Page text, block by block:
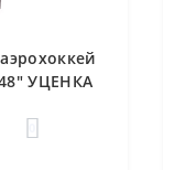
48" УЦЕНКА